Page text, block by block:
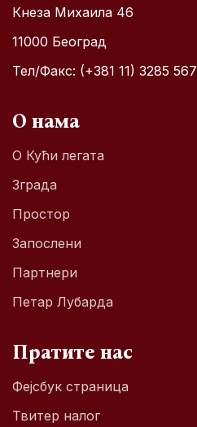
Кнеза Михаила 46
11000 Београд
Тел/Факс: (+381 11) 3285 567
О нама
О Кући легата
Зграда
Простор
Запослени
Партнери
Петар Лубарда
Пратите нас
Фејсбук страница
Твитер налог